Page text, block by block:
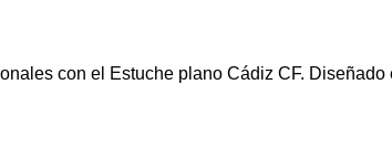
con el Estuche plano Cádiz CF. Diseñado